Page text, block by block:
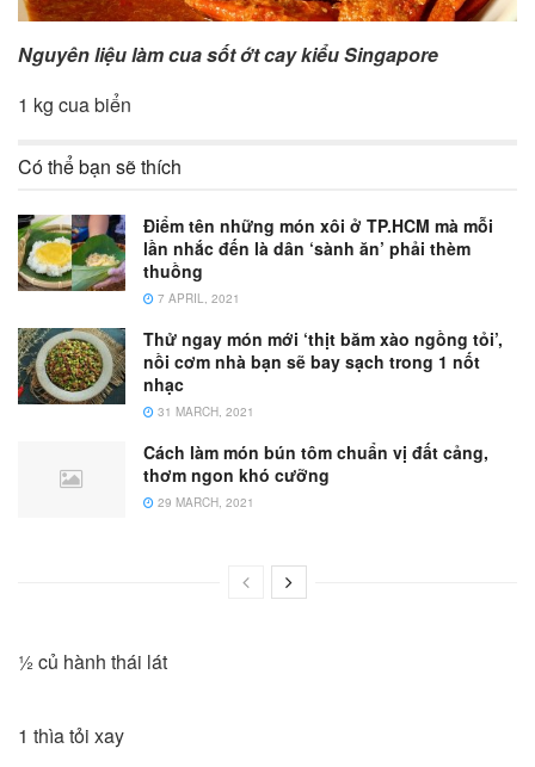
Nguyên liệu làm cua sốt ớt cay kiểu Singapore
1 kg cua biển
Có thể bạn sẽ thích
Điểm tên những món xôi ở TP.HCM mà mỗi
lần nhắc đến là dân ‘sành ăn’ phải thèm
thuồng
7 APRIL, 2021
Thử ngay món mới ‘thịt băm xào ngồng tỏi’,
nồi cơm nhà bạn sẽ bay sạch trong 1 nốt
nhạc
31 MARCH, 2021
Cách làm món bún tôm chuẩn vị đất cảng,
thơm ngon khó cưỡng
29 MARCH, 2021
½ củ hành thái lát
1 thìa tỏi xay